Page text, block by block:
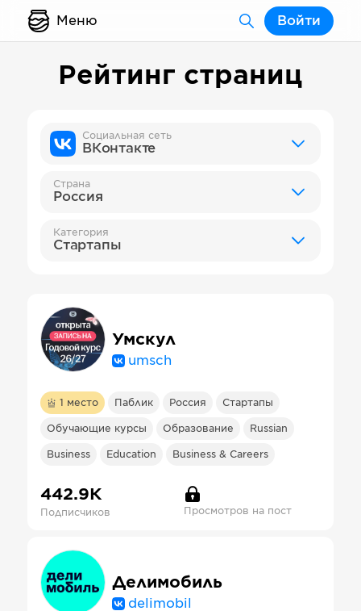
Меню Войти
Рейтинг страниц
Социальная сеть
ВКонтакте
Страна
Россия
Категория
Стартапы
Умскул
umsch
1 место Паблик Россия Стартапы
Обучающие курсы Образование Russian
Business Education Business & Careers
442.9К
Подписчиков Просмотров на пост
Делимобиль
delimobil